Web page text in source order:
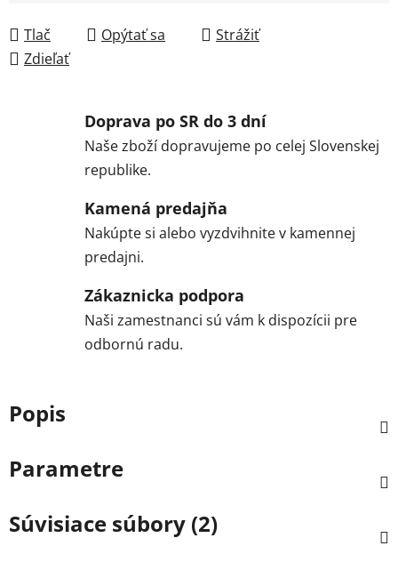
Tlač Opýtať sa
Strážiť
Zdieľať
Doprava po SR do 3 dní
Naše zboží dopravujeme po celej Slovenskej
republike.
Kamená predajňa
Nakúpte si alebo vyzdvihnite v kamennej
predajni.
Zákaznicka podpora
Naši zamestnanci sú vám k dispozícii pre
odbornú radu.
Popis
Parametre
Súvisiace súbory (2)